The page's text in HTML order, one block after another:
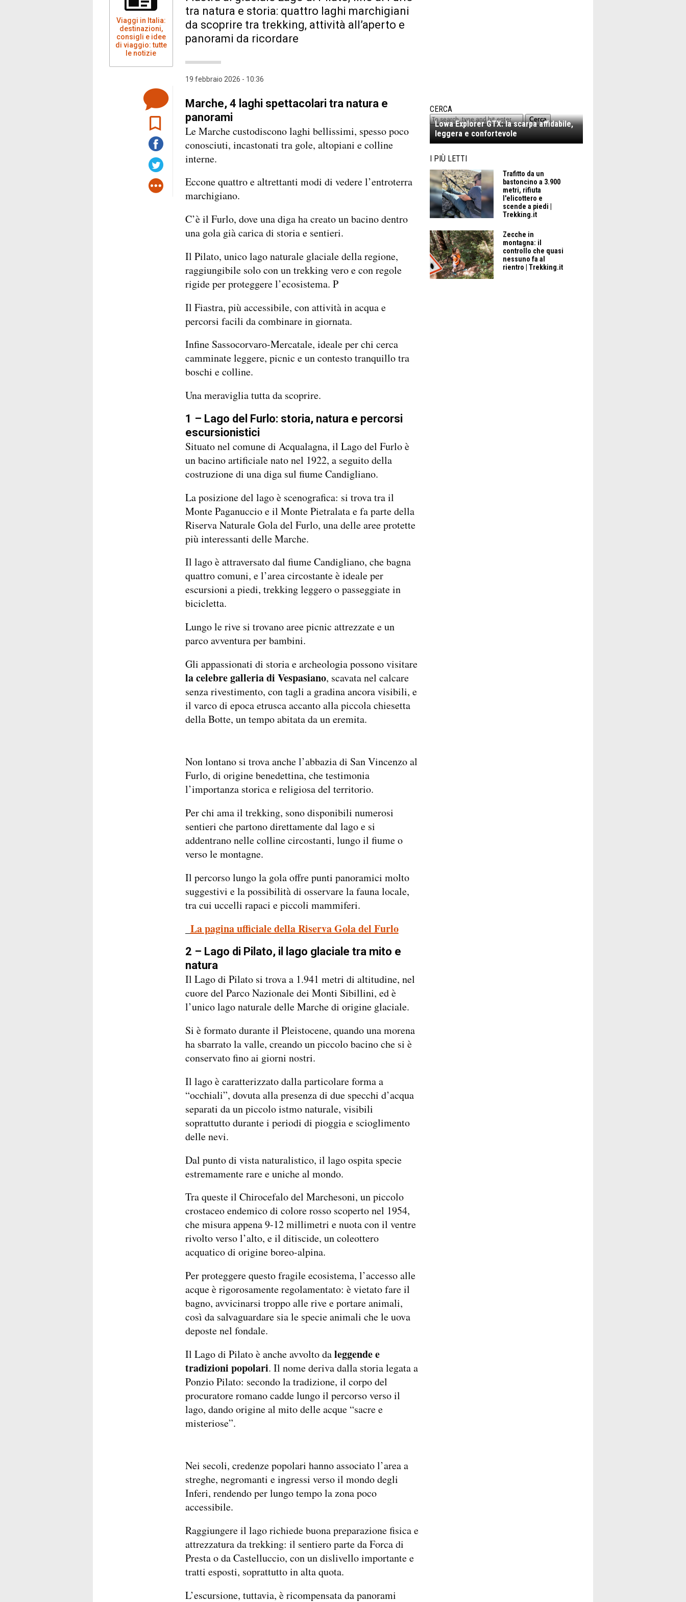
Viaggi in Italia:
destinazioni,
consigli e idee
di viaggio: tutte
le notizie
tra natura e storia: quattro laghi marchigiani
da scoprire tra trekking, attività all’aperto e
panorami da ricordare
19 febbraio 2026 - 10:36
Marche, 4 laghi spettacolari tra natura e
panorami
Le Marche custodiscono laghi bellissimi, spesso poco
conosciuti, incastonati tra gole, altopiani e colline
interne.
Eccone quattro e altrettanti modi di vedere l’entroterra
marchigiano.
C’è il Furlo, dove una diga ha creato un bacino dentro
una gola già carica di storia e sentieri.
Il Pilato, unico lago naturale glaciale della regione,
raggiungibile solo con un trekking vero e con regole
rigide per proteggere l’ecosistema. P
Il Fiastra, più accessibile, con attività in acqua e
percorsi facili da combinare in giornata.
Infine Sassocorvaro-Mercatale, ideale per chi cerca
camminate leggere, picnic e un contesto tranquillo tra
boschi e colline.
Una meraviglia tutta da scoprire.
1 – Lago del Furlo: storia, natura e percorsi
escursionistici
Situato nel comune di Acqualagna, il Lago del Furlo è
un bacino artificiale nato nel 1922, a seguito della
costruzione di una diga sul fiume Candigliano.
La posizione del lago è scenografica: si trova tra il
Monte Paganuccio e il Monte Pietralata e fa parte della
Riserva Naturale Gola del Furlo, una delle aree protette
più interessanti delle Marche.
Il lago è attraversato dal fiume Candigliano, che bagna
quattro comuni, e l’area circostante è ideale per
escursioni a piedi, trekking leggero o passeggiate in
bicicletta.
Lungo le rive si trovano aree picnic attrezzate e un
parco avventura per bambini.
Gli appassionati di storia e archeologia possono visitare
la celebre galleria di Vespasiano, scavata nel calcare
senza rivestimento, con tagli a gradina ancora visibili, e
il varco di epoca etrusca accanto alla piccola chiesetta
della Botte, un tempo abitata da un eremita.
Non lontano si trova anche l’abbazia di San Vincenzo al
Furlo, di origine benedettina, che testimonia
l’importanza storica e religiosa del territorio.
Per chi ama il trekking, sono disponibili numerosi
sentieri che partono direttamente dal lago e si
addentrano nelle colline circostanti, lungo il fiume o
verso le montagne.
Il percorso lungo la gola offre punti panoramici molto
suggestivi e la possibilità di osservare la fauna locale,
tra cui uccelli rapaci e piccoli mammiferi.
La pagina ufficiale della Riserva Gola del Furlo
2 – Lago di Pilato, il lago glaciale tra mito e
natura
Il Lago di Pilato si trova a 1.941 metri di altitudine, nel
cuore del Parco Nazionale dei Monti Sibillini, ed è
l’unico lago naturale delle Marche di origine glaciale.
Si è formato durante il Pleistocene, quando una morena
ha sbarrato la valle, creando un piccolo bacino che si è
conservato fino ai giorni nostri.
Il lago è caratterizzato dalla particolare forma a
“occhiali”, dovuta alla presenza di due specchi d’acqua
separati da un piccolo istmo naturale, visibili
soprattutto durante i periodi di pioggia e scioglimento
delle nevi.
Dal punto di vista naturalistico, il lago ospita specie
estremamente rare e uniche al mondo.
Tra queste il Chirocefalo del Marchesoni, un piccolo
crostaceo endemico di colore rosso scoperto nel 1954,
che misura appena 9-12 millimetri e nuota con il ventre
rivolto verso l’alto, e il ditiscide, un coleottero
acquatico di origine boreo-alpina.
Per proteggere questo fragile ecosistema, l’accesso alle
acque è rigorosamente regolamentato: è vietato fare il
bagno, avvicinarsi troppo alle rive e portare animali,
così da salvaguardare sia le specie animali che le uova
deposte nel fondale.
Il Lago di Pilato è anche avvolto daleggende e
tradizioni popolari. Il nome deriva dalla storia legata a
Ponzio Pilato: secondo la tradizione, il corpo del
procuratore romano cadde lungo il percorso verso il
lago, dando origine al mito delle acque “sacre e
misteriose”.
Nei secoli, credenze popolari hanno associato l’area a
streghe, negromanti e ingressi verso il mondo degli
Inferi, rendendo per lungo tempo la zona poco
accessibile.
Raggiungere il lago richiede buona preparazione fisica e
attrezzatura da trekking: il sentiero parte da Forca di
Presta o da Castelluccio, con un dislivello importante e
tratti esposti, soprattutto in alta quota.
L’escursione, tuttavia, è ricompensata da panorami
CERCA
Cerca
Lowa Explorer GTX: la scarpa affidabile,
leggera e confortevole
I PIÙ LETTI
Trafitto da un
bastoncino a 3.900
metri, rifiuta
l'elicottero e
scende a piedi |
Trekking.it
Zecche in
montagna: il
controllo che quasi
nessuno fa al
rientro | Trekking.it